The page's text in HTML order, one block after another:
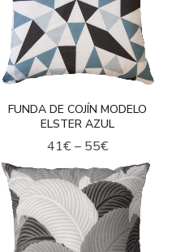
FUNDA DE COJÍN MODELO
ELSTER AZUL
41€– 55€